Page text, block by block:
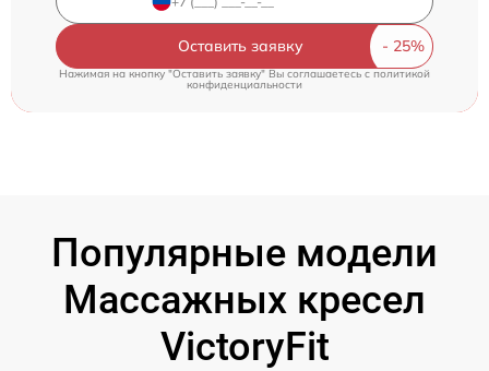
Оставить заявку
Нажимая на кнопку "Оставить заявку" Вы соглашаетесь cполитикой
конфиденциальности
Популярные модели
Массажных кресел
VictoryFit